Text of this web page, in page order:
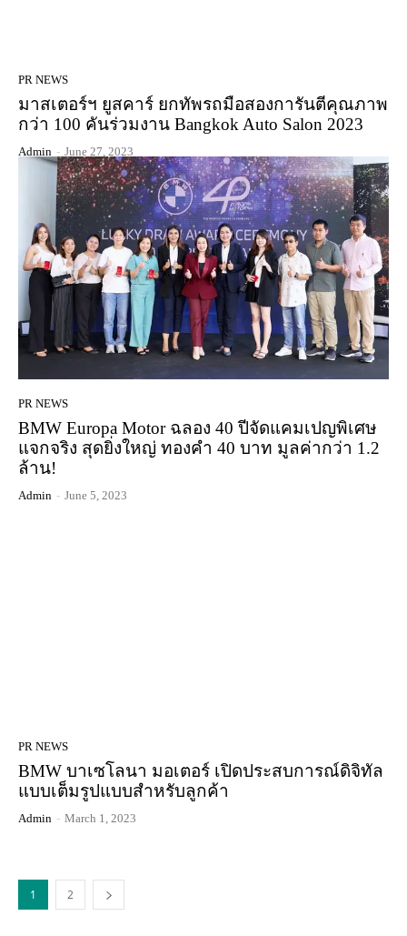
PR NEWS
มาสเตอร์ฯ ยูสคาร์ ยกทัพรถมือสองการันตีคุณภาพ
กว่า 100 คันร่วมงาน Bangkok Auto Salon 2023
Admin - June 27, 2023
PR NEWS
BMW Europa Motor ฉลอง 40 ปีจัดแคมเปญพิเศษ
แจกจริง สุดยิ่งใหญ่ ทองคำ 40 บาท มูลค่ากว่า 1.2
ล้าน!
Admin - June 5, 2023
PR NEWS
BMW บาเซโลนา มอเตอร์ เปิดประสบการณ์ดิจิทัล
แบบเต็มรูปแบบสำหรับลูกค้า
Admin - March 1, 2023
1 2